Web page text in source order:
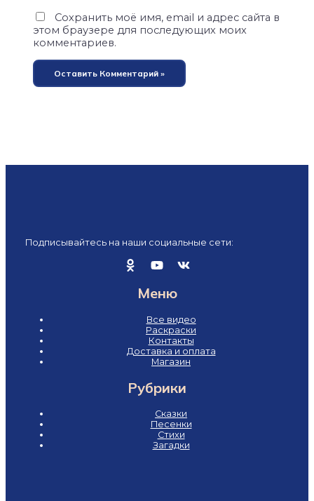
Сохранить моё имя, email и адрес сайта в
этом браузере для последующих моих
комментариев.
Подписывайтесь на наши социальные сети:
Меню
Все видео
Раскраски
Контакты
Доставка и оплата
Магазин
Рубрики
Сказки
Песенки
Стихи
Загадки